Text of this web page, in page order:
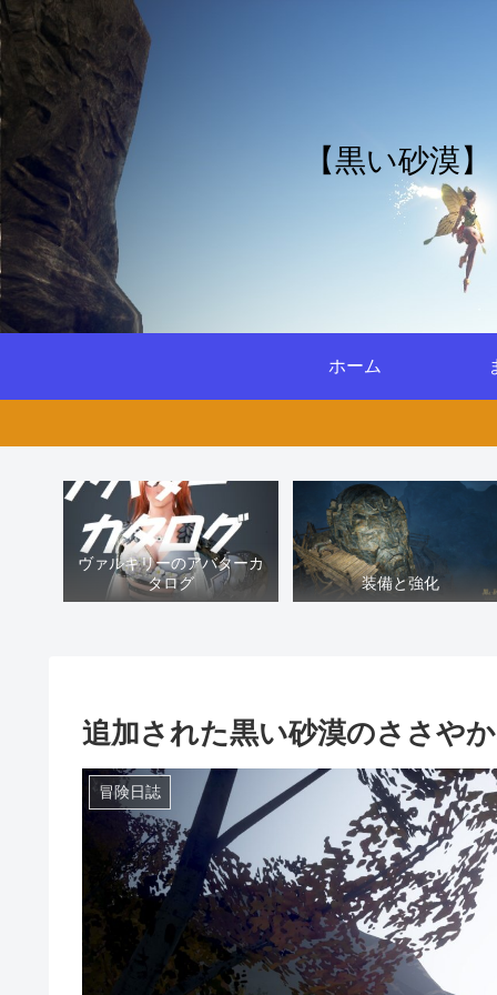
【黒い砂漠
ホーム
ヴァルキリーのアバターカ
タログ
装備と強化
追加された黒い砂漠のささや
冒険日誌